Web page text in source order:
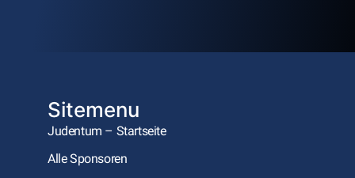
Sitemenu
Judentum – Startseite
Alle Sponsoren